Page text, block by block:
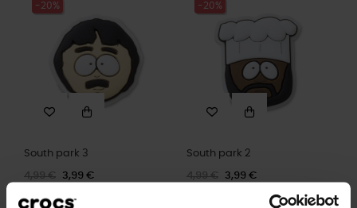
-20%
South park 3
4,99 € 3,99 €
-20%
South park 2
4,99 € 3,99 €